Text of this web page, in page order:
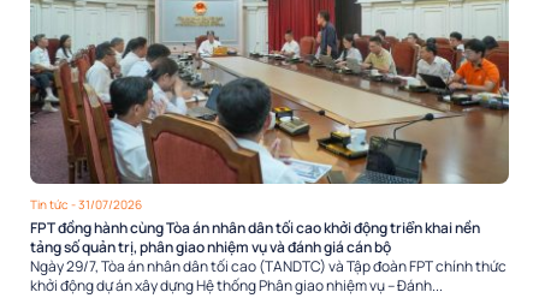
Tin tức - 31/07/2026
FPT đồng hành cùng Tòa án nhân dân tối cao khởi động triển khai nền
tảng số quản trị, phân giao nhiệm vụ và đánh giá cán bộ
Ngày 29/7, Tòa án nhân dân tối cao (TANDTC) và Tập đoàn FPT chính thức
khởi động dự án xây dựng Hệ thống Phân giao nhiệm vụ – Đánh...